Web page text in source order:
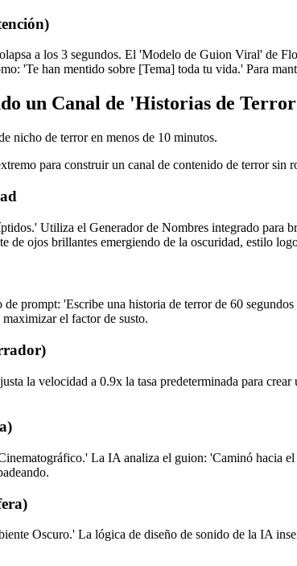
a los 3 segundos. El 'Modelo de Guion Viral' de
'Te han mentido sobre [Tema] toda tu vida.' Para
un Canal de 'Historias de
nicho de terror en menos de 10 minutos.
para construir un canal de contenido de terror sin
Utiliza el Generador de Nombres integrado
de ojos brillantes emergiendo de la oscuridad, estilo
prompt: 'Escribe una historia de terror de 60
el factor de susto.
la velocidad a 0.9x la tasa predeterminada para
La IA analiza el guion: 'Caminó hacia
Oscuro.' La lógica de diseño de sonido de la IA